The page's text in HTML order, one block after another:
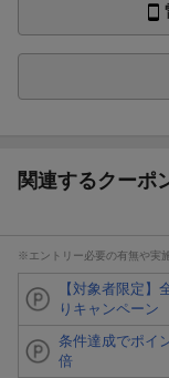
関連するクーポ
※エントリー必要の有無や実
【対象者限定
りキャンペーン
条件達成でポイ
倍